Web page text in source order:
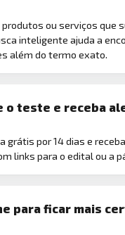
produtos ou serviços que
inteligente ajuda a
além do termo exato.
o teste e receba
grátis por 14 dias e
links para o edital ou a
para ficar mais